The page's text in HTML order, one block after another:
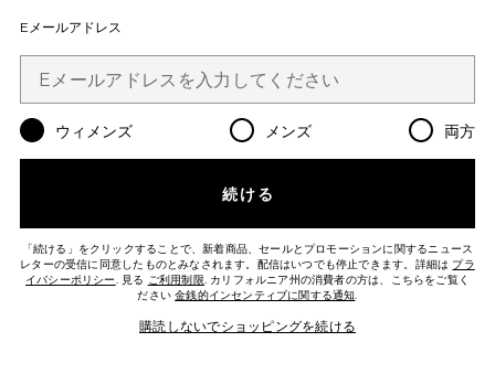
ベストセラー
$148
Favorite DIDI マキシドレス
Eメールアドレス
ウィメンズ メンズ 両方
続ける
「続ける」をクリックすることで、新着商品、セールとプロモーションに関するニュース
レターの受信に同意したものとみなされます。配信はいつでも停止できます。詳細は プラ
イバシーポリシー. 見る ご利用制限. カリフォルニア州の消費者の方は、こちらをご覧く
ださい金銭的インセンティブに関する通知.
購読しないでショッピングを続ける